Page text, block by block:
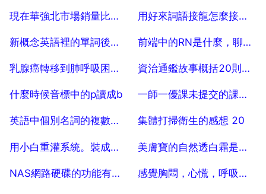
2025-07-19 2025-07-19
現在華強北市場銷量比較好的手機殼有哪些
2025-07-19
用好來詞語接龍怎麼接，用好來詞語接龍怎麼
2025-07-19
新概念英語裡的單詞後面的數字表示什麼？ 10
2025-07-19
前端中的RN是什麼，聊天中rn是什麼縮寫
2025-07-19
乳腺癌轉移到肺呼吸困難還有救嗎
2025-07-19
資治通鑑故事概括20則30字
2025-07-19
什麼時候音標中的p讀成b
2025-07-19
一師一優課未提交的課堂實錄怎麼撤銷
2025-07-19
英語中個別名詞的複數拼寫 ？
2025-07-19
集體打掃衛生的感想 20
2025-07-19
用小白重灌系統。裝成這樣了怎麼辦
2025-07-19
美膚寶的自然透白霜是晚上用
2025-07-19
NAS網路硬碟的功能有哪些 感覺胸悶，心慌，呼吸困難 應該怎麼治